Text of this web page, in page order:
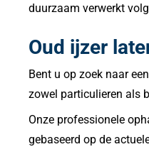
duurzaam verwerkt
Oud ijzer
Bent u op zoek naar
zowel particulieren als
Onze professionele
gebaseerd op de